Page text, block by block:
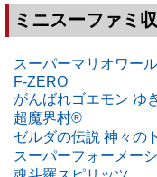
ミニスーファミ
スーパーマリオワー
F-ZERO
がんばれゴエモン ゆ
超魔界村®
ゼルダの伝説 神々の
スーパーフォーメー